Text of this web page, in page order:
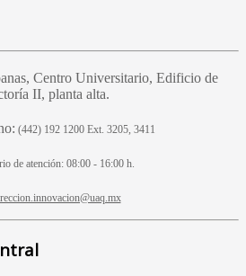
Centro Universitario, Edificio de
II, planta alta.
(442) 192 1200 Ext. 3205, 3411
de atención:08:00 - 16:00 h.